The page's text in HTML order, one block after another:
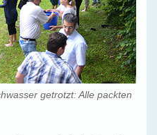
getrotzt: Alle packten